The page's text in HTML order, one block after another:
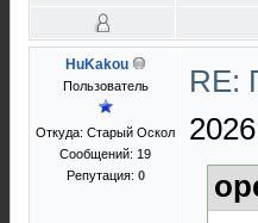
HuKakou
Пользователь
Откуда: Старый Оскол
Сообщений: 19
Репутация: 0
RE: